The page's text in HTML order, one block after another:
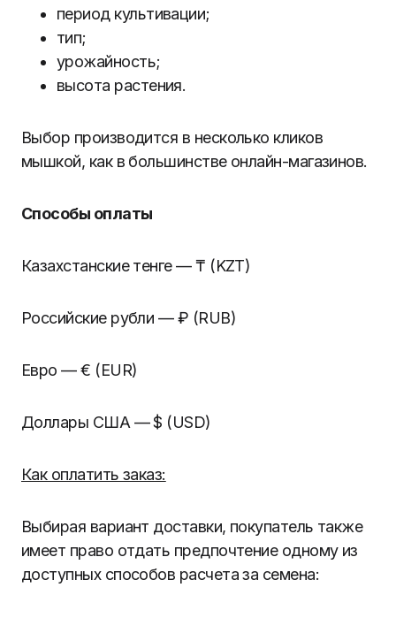
период культивации;
тип;
урожайность;
высота растения.
Выбор производится в несколько кликов
мышкой, как в большинстве онлайн-магазинов.
Способы оплаты
Казахстанские тенге — ₸ (KZT)
Российские рубли — ₽ (RUB)
Евро — € (EUR)
Доллары США —$ (USD)
Как оплатить заказ:
Выбирая вариант доставки, покупатель также
имеет право отдать предпочтение одному из
доступных способов расчета за семена: